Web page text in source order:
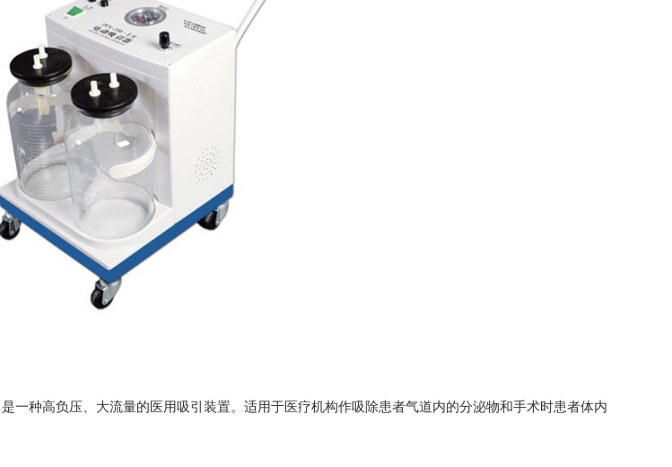
是一种高负压、大流量的医用吸引装置。适用于医疗机构作吸除患者气道内的分泌物和手术时患者体内